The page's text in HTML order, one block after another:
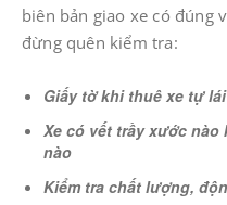
biên bản giao xe có đúng
đừng quên kiểm tra:
Giấy tờ khi thuê xe tự lái
Xe có vết trầy xước
nào
Kiểm tra chất lượng,